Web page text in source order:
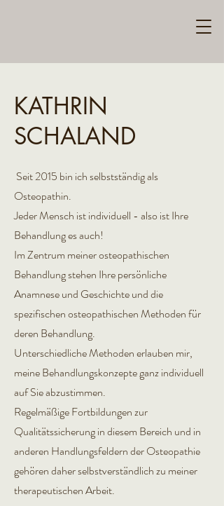
KATHRIN
SCHALAND
Seit 2015 bin ich selbstständig als
Osteopathin.
​Jeder Mensch ist individuell - also ist Ihre
Behandlung es auch!
Im Zentrum meiner osteopathischen
Behandlung stehen Ihre persönliche
Anamnese und Geschichte und die
spezifischen osteopathischen Methoden für
deren Behandlung.
Unterschiedliche Methoden erlauben mir,
meine Behandlungskonzepte ganz individuell
auf Sie abzustimmen.
Regelmäßige Fortbildungen zur
Qualitätssicherung in diesem Bereich und in
anderen Handlungsfeldern der Osteopathie
gehören daher selbstverständlich zu meiner
therapeutischen Arbeit.